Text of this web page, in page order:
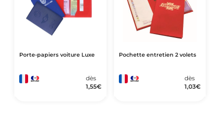
Porte-papiers voiture Luxe
dès
1,55€
Pochette entretien 2 volets
dès
1,03€